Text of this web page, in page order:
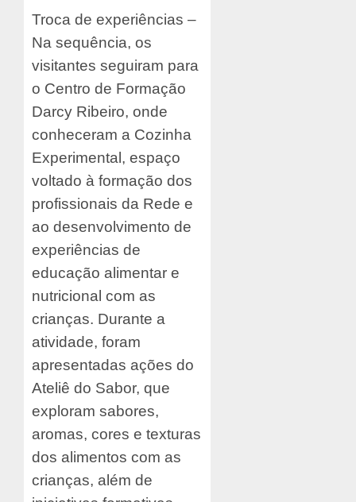
Troca de experiências –
Na sequência, os
visitantes seguiram para
o Centro de Formação
Darcy Ribeiro, onde
conheceram a Cozinha
Experimental, espaço
voltado à formação dos
profissionais da Rede e
ao desenvolvimento de
experiências de
educação alimentar e
nutricional com as
crianças. Durante a
atividade, foram
apresentadas ações do
Ateliê do Sabor, que
exploram sabores,
aromas, cores e texturas
dos alimentos com as
crianças, além de